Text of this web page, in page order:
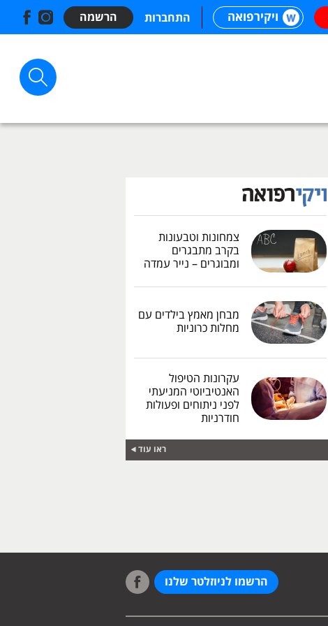
ויקירפואה התחברות הרשמה
צמחונות וטבעונות
בקרב מתבגרים
ומבוגרים – נייר עמדה
מבחן מאמץ בילדים עם
מחלות כרוניות
עקרונות הטיפול
האנטיביוטי המניעתי
לפני ניתוחים ופעולות
חודרניות
ראו עוד
הרשמו לניוזלטר שלנו